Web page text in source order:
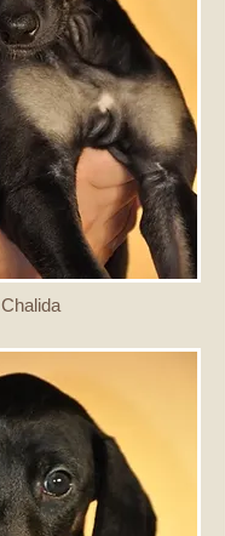
Chalida